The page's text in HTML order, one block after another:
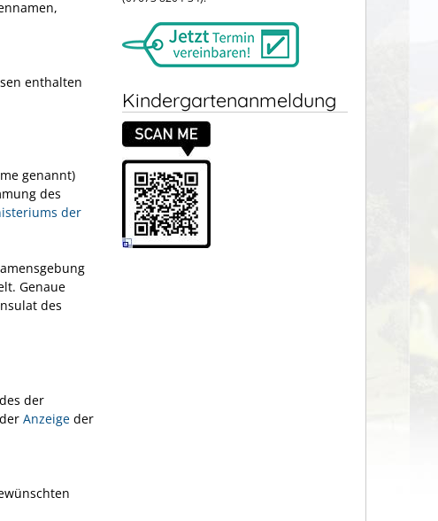
enthalten
genannt)
des
der
Genaue
des
der
Anzeige der
Kindergartenanmeldung